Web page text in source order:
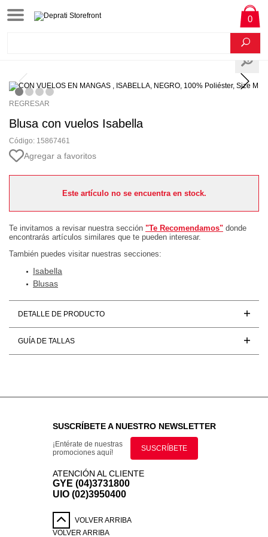
0
REGRESAR
Blusa con vuelos Isabella
Código: 15867461
Agregar a favoritos
Este artículo no se encuentra en stock.
Te invitamos a revisar nuestra sección "Te Recomendamos" donde
encontrarás artículos similares que te pueden interesar.
También puedes visitar nuestras secciones:
Isabella
Blusas
DETALLE DE PRODUCTO
GUÍA DE TALLAS
SUSCRÍBETE A NUESTRO NEWSLETTER
¡Entérate de nuestras
promociones aquí!
SUSCRÍBETE
ATENCIÓN AL CLIENTE
GYE (04)3731800
UIO (02)3950400
VOLVER ARRIBA
VOLVER ARRIBA